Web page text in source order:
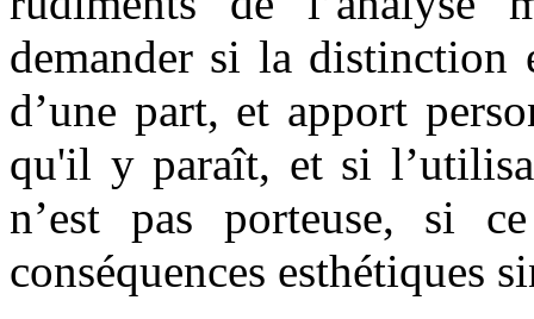
demander si la
d’une part, et apport
qu'il y paraît, et si
n’est pas porteuse, si
conséquences esthétiques